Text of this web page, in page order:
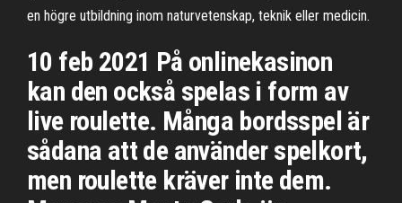
en högre utbildning inom naturvetenskap, teknik eller medicin.
10 feb 2021 På onlinekasinon
kan den också spelas i form av
live roulette. Många bordsspel är
sådana att de använder spelkort,
men roulette kräver inte dem.